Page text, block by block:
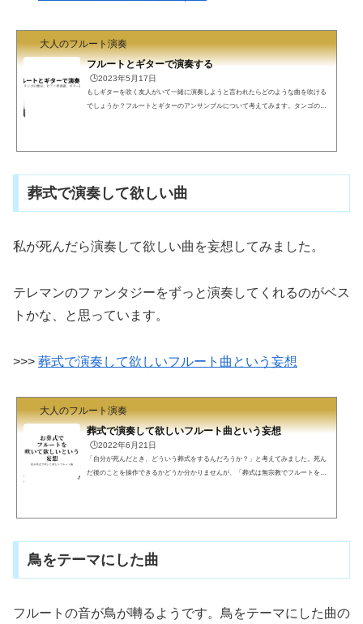
大人のフルート演奏
フルートとギターで演奏する
🕒️2023年5月17日
もしギターを吹く友人がいて一緒に演奏しようと言われたらどのような曲を吹ける
でしょうか？フルートとギターのアンサンブルについて考えてみます。タンゴの歴
サートホールで演奏されています。楽章が進むごとに昔か...
葬式で演奏して欲しい曲
私が死んだら演奏して欲しい曲を妄想してみました。
テレマンのファンタジーをずっと演奏してくれるのがベス
トかな、と思っています。
>>> 葬式で演奏して欲しいフルート曲という妄想
大人のフルート演奏
葬式で演奏して欲しいフルート曲という妄想
🕒️2022年6月21日
「自分が死んだとき、どういう葬式をするんだろうか？」と考えてみました。死ん
だ後のことを操作できるかどうか分かりませんが、「葬式は無宗教でフルートを演
かけてくれるだけでいいです。とりあえず、妄想レベルですが...
鳥をテーマにした曲
フルートの音が鳥が囀るようです。鳥をテーマにした曲の